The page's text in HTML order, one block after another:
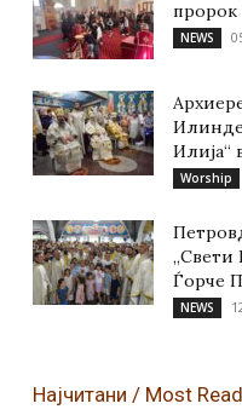
пророк
NEWS
Илија“
Worship
„Свети
Ѓорче
NEWS
Најчитани / Most Read